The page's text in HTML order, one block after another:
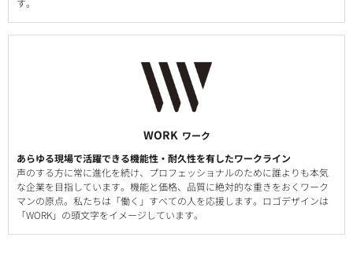
す。
WORK ワーク
あらゆる現場で活躍できる機能性・耐久性を有したワークライン
声のする方に常に進化を続け、プロフェッショナルのために誰よりも本気
な企業を目指しています。機能と価格、品質に絶対的な重きをおくワーク
マンの原点。私たちは「働く」すべての人を応援します。ロゴデザインは
「WORK」の頭文字をイメージしています。